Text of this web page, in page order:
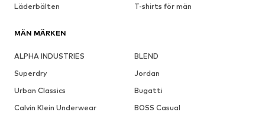
Läderbälten
T-shirts för män
MÄN MÄRKEN
ALPHA INDUSTRIES
BLEND
Superdry
Jordan
Urban Classics
Bugatti
Calvin Klein Underwear
BOSS Casual